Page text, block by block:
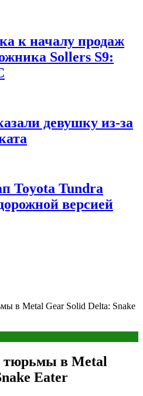
к началу продаж
Sollers S9:
девушку из-за
Toyota Tundra
версией
в Metal Gear Solid Delta: Snake
тюрьмы в Metal
Eater